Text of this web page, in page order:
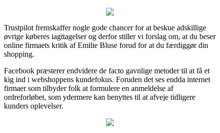
Trustpilot fremskaffer nogle gode chancer for at beskue adskillige
øvrige køberes iagttagelser og derfor stiller vi forslag om, at du beser
online firmaets kritik af Emilie Bluse forud for at du færdiggør din
shopping.
Facebook præsterer endvidere de facto gavnlige metoder til at få et
kig ind i webshoppens kundefokus. Foruden det ses endda internet
firmaer som tilbyder folk at formulere en anmeldelse af
ordreforløbet, som ydermere kan benyttes til at afveje tidligere
kunders oplevelser.